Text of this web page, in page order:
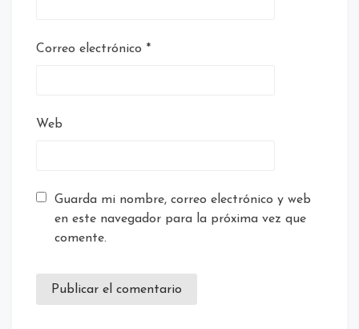
Correo electrónico *
Web
Guarda mi nombre, correo electrónico y web
en este navegador para la próxima vez que
comente.